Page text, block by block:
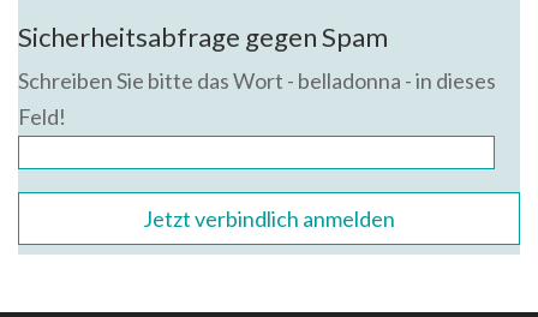
Sicherheitsabfrage gegen Spam
Schreiben Sie bitte das Wort - belladonna - in dieses
Feld!